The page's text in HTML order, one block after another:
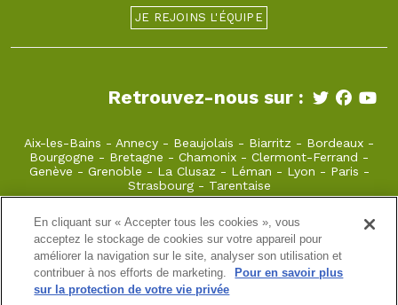
JE REJOINS L'ÉQUIPE
Retrouvez-nous sur :
Aix-les-Bains - Annecy - Beaujolais - Biarritz - Bordeaux -
Bourgogne - Bretagne - Chamonix - Clermont-Ferrand -
Genève - Grenoble - La Clusaz - Léman - Lyon - Paris -
Strasbourg- Tarentaise
laclusaz@takamaka.fr
04 50 45 60 61 . 74220 La Clusaz
En cliquant sur « Accepter tous les cookies », vous
acceptez le stockage de cookies sur votre appareil pour
améliorer la navigation sur le site, analyser son utilisation et
contribuer à nos efforts de marketing.
Pour en savoir plus
sur la protection de votre vie privée